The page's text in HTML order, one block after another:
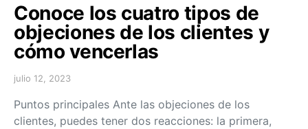
Conoce los cuatro tipos de
objeciones de los clientes y
cómo vencerlas
julio 12, 2023
Puntos principales Ante las objeciones de los
clientes, puedes tener dos reacciones: la primera,